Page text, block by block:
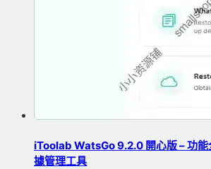
iToolab WatsGo 9.2.0 開心版 – 功
據管理工具